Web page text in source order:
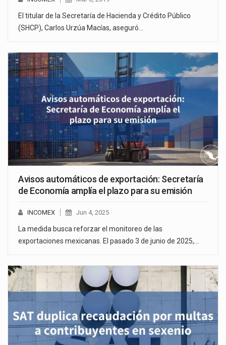
El titular de la Secretaría de Hacienda y Crédito Público
(SHCP), Carlos Urzúa Macías, aseguró…
Avisos automáticos de exportación: Secretaría
de Economía amplía el plazo para su emisión
INCOMEX Jun 4, 2025
La medida busca reforzar el monitoreo de las
exportaciones mexicanas. El pasado 3 de junio de 2025,…